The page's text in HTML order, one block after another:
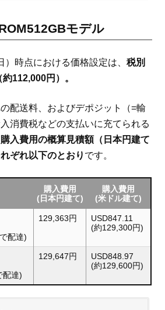
モデル
）時点における価格設定は、税別
112,000円）。
配送料、およびデポジット（=輸
消費税などの支払いに充てられる
購入費用の概算見積額（日本円建て
ぞれ以下のとおり です。
購入費用
(日本円建て)
購入費用
(米ドル建て)
配達)
129,363円
USD847.11
(約129,300円)
配達)
129,647円
USD848.97
(約129,600円)